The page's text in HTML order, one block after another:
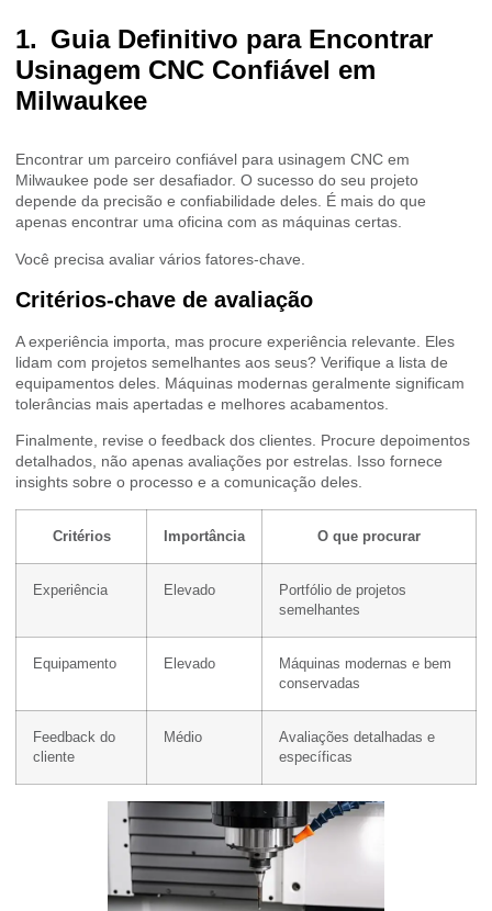
Guia Definitivo para Encontrar
Usinagem CNC Confiável em
Milwaukee
Encontrar um parceiro confiável para usinagem CNC em
Milwaukee pode ser desafiador. O sucesso do seu projeto
depende da precisão e confiabilidade deles. É mais do que
apenas encontrar uma oficina com as máquinas certas.
Você precisa avaliar vários fatores-chave.
Critérios-chave de avaliação
A experiência importa, mas procure experiência relevante. Eles
lidam com projetos semelhantes aos seus? Verifique a lista de
equipamentos deles. Máquinas modernas geralmente significam
tolerâncias mais apertadas e melhores acabamentos.
Finalmente, revise o feedback dos clientes. Procure depoimentos
detalhados, não apenas avaliações por estrelas. Isso fornece
insights sobre o processo e a comunicação deles.
Critérios Importância O que procurar
Experiência Elevado
Portfólio de projetos
semelhantes
Equipamento Elevado
Máquinas modernas e bem
conservadas
Feedback do
cliente
Médio
Avaliações detalhadas e
específicas